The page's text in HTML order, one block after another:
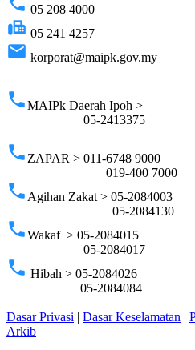
05 208 4000
fax 05 241 4257
email korporat@maipk.gov.my
phoneMAIPk Daerah Ipoh >
05-2413375
phone ZAPAR > 011-6748 9000
019-400 7000
phone Agihan Zakat > 05-2084003
05-2084130
phoneWakaf > 05-2084015
05-2084017
phone Hibah > 05-2084026
05-2084084
Dasar Privasi | Dasar Keselamatan |
Arkib